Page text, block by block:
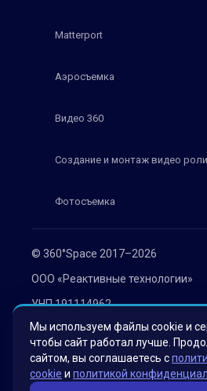
© 360°Space 2017–2026
ООО «Реактивные технологии»
УНП 191114962
г. Минск, ул. Мележа 1, офис 402
Политика конфиденциальности
Согласие на обработку
Matterport
Аэросъемка
Видео 360
Создание и монтаж видео
Фотосъемка
Мы используем файлы cookie и
чтобы сайт работал лучше.
сайтом, вы соглашаетесь с
cookie и политикой